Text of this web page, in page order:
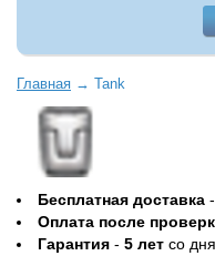
Главная → Tank
Бесплатная доставка
Оплата после
Гарантия - 5 лет со